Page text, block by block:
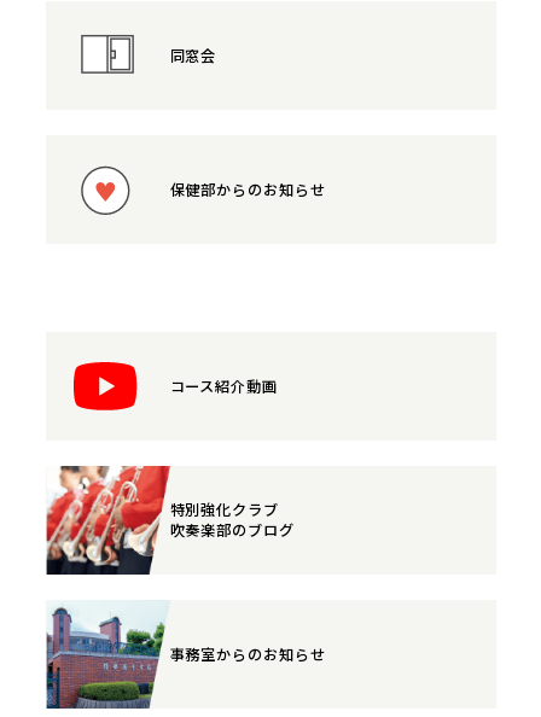
同窓会
保健部からのお知らせ
コース紹介動画
特別強化クラブ
吹奏楽部のブログ
事務室からのお知らせ